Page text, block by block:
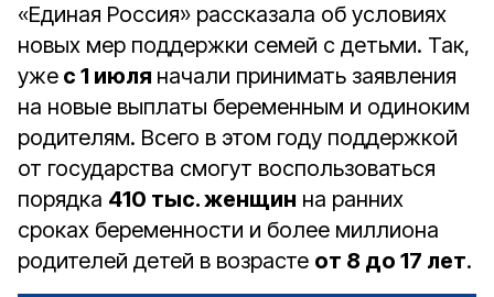
«Единая Россия» рассказала об условиях
новых мер поддержки семей с детьми. Так,
уже с 1 июля начали принимать заявления
на новые выплаты беременным и одиноким
родителям. Всего в этом году поддержкой
от государства смогут воспользоваться
порядка 410 тыс. женщин на ранних
сроках беременности и более миллиона
родителей детей в возрасте от 8 до 17 лет.